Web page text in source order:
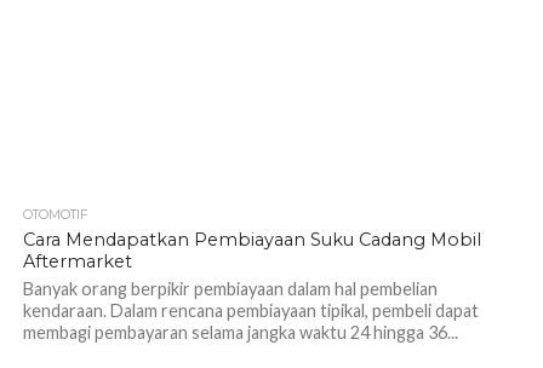
OTOMOTIF
Cara Mendapatkan Pembiayaan Suku Cadang Mobil
Aftermarket
Banyak orang berpikir pembiayaan dalam hal pembelian
kendaraan. Dalam rencana pembiayaan tipikal, pembeli dapat
membagi pembayaran selama jangka waktu 24 hingga 36...